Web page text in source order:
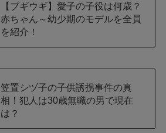
【ブギウギ】愛子の子役は何歳？
赤ちゃん～幼少期のモデルを全員
を紹介！
笠置シヅ子の子供誘拐事件の真
相！犯人は30歳無職の男で現在
は？